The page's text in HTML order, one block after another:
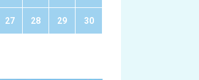
27 28 29 30